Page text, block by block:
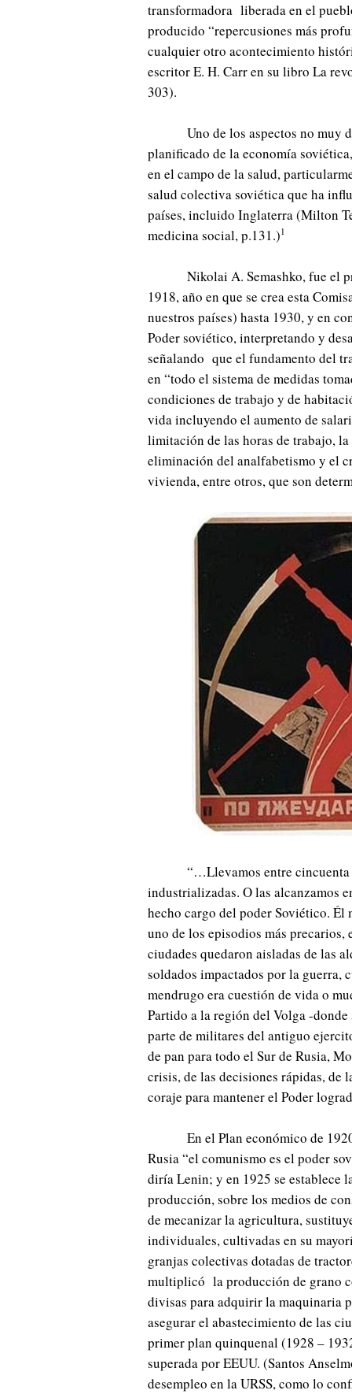
transformadora liberada en el
producido “repercusiones más
cualquier otro acontecimiento
escritor E. H. Carr en su libro La
303).
Uno de los aspectos no muy
planificado de la economía
en el campo de la salud,
salud colectiva soviética que ha
países, incluido Inglaterra (Milton
medicina social, p.131.)1
Nikolai A. Semashko, fue el
1918, año en que se crea esta
nuestros países) hasta 1930, y en
Poder soviético, interpretando y
señalando que el fundamento del
en “todo el sistema de medidas
condiciones de trabajo y de
vida incluyendo el aumento de
limitación de las horas de trabajo,
eliminación del analfabetismo y el
vivienda, entre otros, que son
“…Llevamos entre cincuenta
industrializadas. O las alcanzamos
hecho cargo del poder Soviético. Él
uno de los episodios más
ciudades quedaron aisladas de las
soldados impactados por la guerra,
mendrugo era cuestión de vida o
Partido a la región del Volga -
parte de militares del antiguo
de pan para todo el Sur de Rusia,
crisis, de las decisiones rápidas, de
coraje para mantener el Poder
En el Plan económico de
Rusia “el comunismo es el poder
diría Lenin; y en 1925 se establece
producción, sobre los medios de
de mecanizar la agricultura,
individuales, cultivadas en su
granjas colectivas dotadas de
multiplicó la producción de grano
divisas para adquirir la maquinaria
asegurar el abastecimiento de las
primer plan quinquenal (1928 –
superada por EEUU. (Santos
desempleo en la URSS, como lo